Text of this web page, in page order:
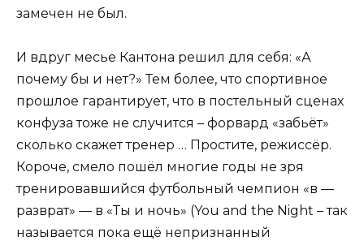
замечен не был.
И вдруг месье Кантона решил для себя: «А
почему бы и нет?» Тем более, что спортивное
прошлое гарантирует, что в постельный сценах
конфуза тоже не случится – форвард «забьёт»
сколько скажет тренер … Простите, режиссёр.
Короче, смело пошёл многие годы не зря
тренировавшийся футбольный чемпион «в —
разврат» — в «Ты и ночь» (You and the Night – так
называется пока ещё непризнанный